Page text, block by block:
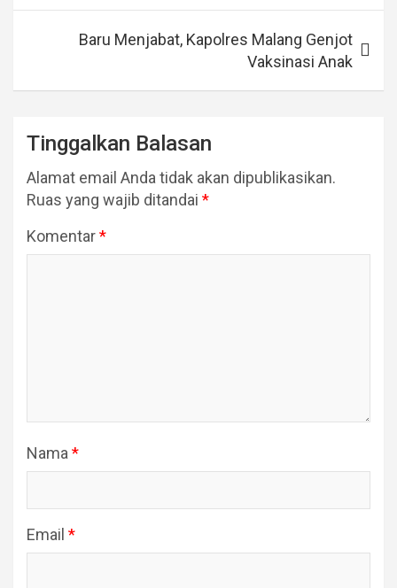
Baru Menjabat, Kapolres Malang Genjot
Vaksinasi Anak
Tinggalkan Balasan
Alamat email Anda tidak akan dipublikasikan.
Ruas yang wajib ditandai *
Komentar*
Nama *
Email *